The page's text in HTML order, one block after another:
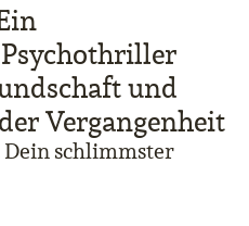
und
Vergangenheit
Dein schlimmster